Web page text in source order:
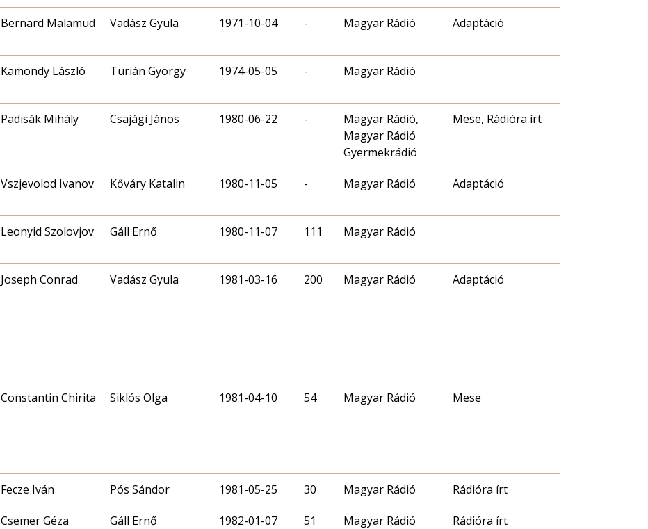
Bernard Malamud Vadász Gyula 1971-10-04 - Magyar Rádió Adaptáció
Kamondy László Turián György 1974-05-05 - Magyar Rádió
Padisák Mihály Csajági János 1980-06-22 -
Magyar Rádió,
Magyar Rádió
Gyermekrádió
Mese, Rádióra írt
Vszjevolod Ivanov Kőváry Katalin 1980-11-05 - Magyar Rádió Adaptáció
Leonyid Szolovjov Gáll Ernő 1980-11-07 111 Magyar Rádió
Joseph Conrad Vadász Gyula 1981-03-16 200 Magyar Rádió Adaptáció
Constantin Chirita Siklós Olga 1981-04-10 54 Magyar Rádió Mese
Fecze Iván Pós Sándor 1981-05-25 30 Magyar Rádió Rádióra írt
Csemer Géza Gáll Ernő 1982-01-07 51 Magyar Rádió Rádióra írt